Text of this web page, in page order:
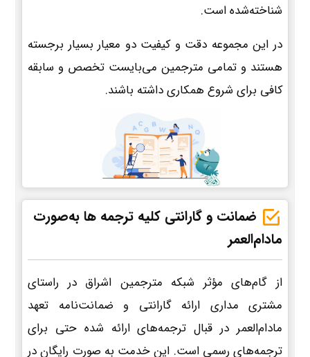
شناخته‌شده است.
در این مجموعه دقت و کیفیت دو معیار بسیار برجسته
هستند و تمامی مترجمین می‌بایست تخصص و سابقه
کافی برای شروع همکاری داشته باشند.
ضمانت و گارانتی کلیه ترجمه ها به‌صورت
مادام‌العمر
از گام‌های مؤثر شبکه مترجمین اشراق در راستای
مشتری مداری ارائه گارانتی و ضمانت‌نامه تعهد
مادام‌العمر در قبال ترجمه‌های ارائه شده حتی برای
ترجمه‌های رسمی است. این خدمت به صورت رایگان در